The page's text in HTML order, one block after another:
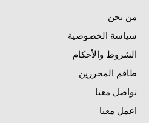
من نحن
سياسة الخصوصية
الشروط والأحكام
طاقم المحررين
تواصل معنا
اعمل معنا